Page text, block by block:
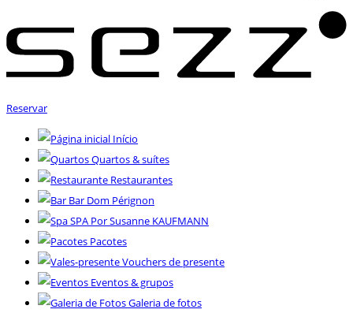
Reservar
Início
Quartos & suítes
Restaurantes
Bar Dom Pérignon
SPA Por Susanne KAUFMANN
Pacotes
Vouchers de presente
Eventos & grupos
Galeria de fotos